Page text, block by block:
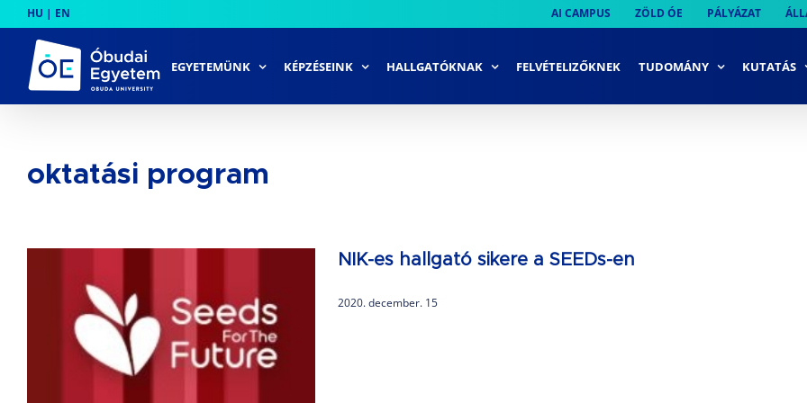
to
content
HU | EN AI CAMPUS ZÖLD ÓE PÁLYÁZAT
EGYETEMÜNK KÉPZÉSEINK HALLGATÓKNAK FELVÉTELIZŐKNEK TUDOMÁNY KUTATÁS
oktatási program
NIK-es hallgató sikere a SEEDs-en
2020. december. 15